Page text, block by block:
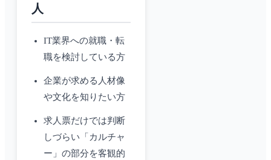
人
IT業界への就職・転
職を検討している方
企業が求める人材像
や文化を知りたい方
求人票だけでは判断
しづらい「カルチャ
ー」の部分を客観的